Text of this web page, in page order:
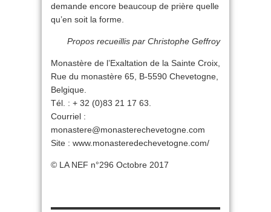
demande encore beaucoup de prière quelle
qu’en soit la forme.
Propos recueillis par Christophe Geffroy
Monastère de l’Exaltation de la Sainte Croix,
Rue du monastère 65, B-5590 Chevetogne,
Belgique.
Tél. : + 32 (0)83 21 17 63.
Courriel :
monastere@monasterechevetogne.com
Site : www.monasteredechevetogne.com/
© LA NEF n°296 Octobre 2017